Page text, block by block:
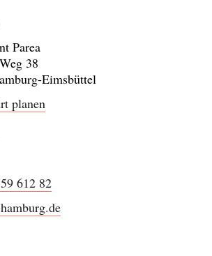
Parea
38
Eimsbüttel
planen
612 82